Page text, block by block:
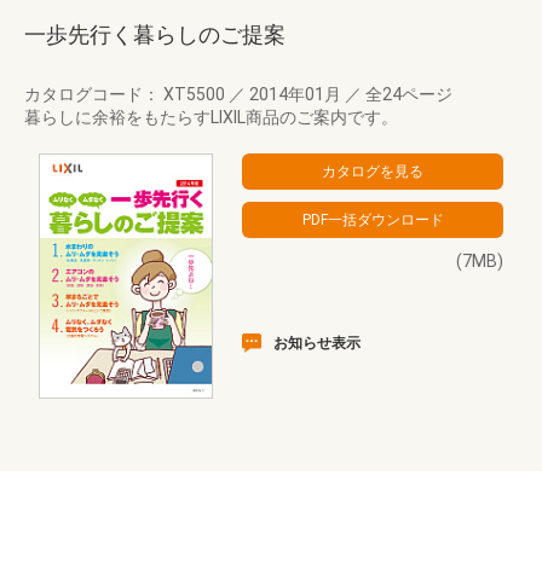
一歩先行く暮らしのご提案
カタログコード： XT5500 ／ 2014年01月 ／ 全24ページ
暮らしに余裕をもたらすLIXIL商品のご案内です。
(7MB)
お知らせ表示